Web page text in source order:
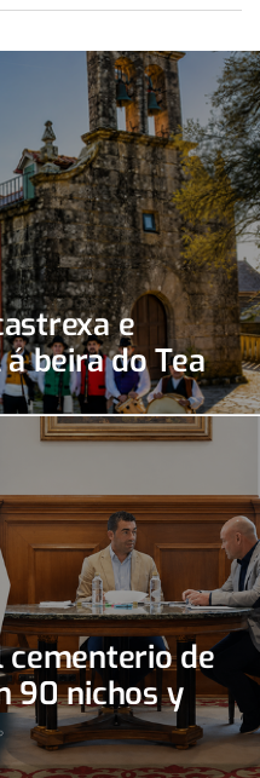
e
beira do Tea
cementerio de
90 nichos y